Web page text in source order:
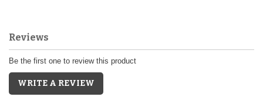
Reviews
Be the first one to review this product
WRITE A REVIEW